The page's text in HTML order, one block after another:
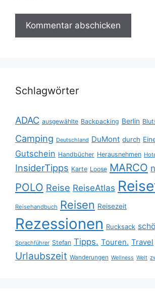
Schlagwörter
ADAC ausgewählte Backpacking Berlin
Camping Deutschland DuMont durch
Gutschein Handbücher Herausnehmen
InsiderTipps Karte Loose MARCO
POLO Reise ReiseAtlas
Reisehandbuch Reisen Reisezeit
Rezessionen Rucksack
Sprachführer Stefan Tipps. Touren. Travel
Urlaubszeit Wanderungen Wellness Welt